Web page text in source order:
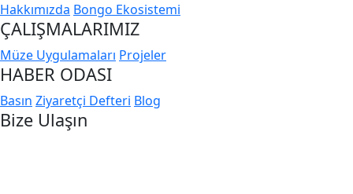
Hakkımızda Bongo Ekosistemi
ÇALIŞMALARIMIZ
Müze Uygulamaları Projeler
HABER ODASI
Basın Ziyaretçi Defteri Blog
Bize Ulaşın